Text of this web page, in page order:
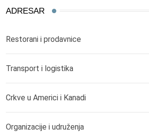
ADRESAR
Restorani i prodavnice
Transport i logistika
Crkve u Americi i Kanadi
Organizacije i udruženja